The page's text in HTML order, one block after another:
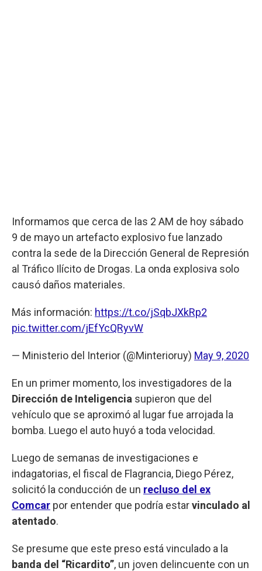
Informamos que cerca de las 2 AM de hoy sábado
9 de mayo un artefacto explosivo fue lanzado
contra la sede de la Dirección General de Represión
al Tráfico Ilícito de Drogas. La onda explosiva solo
causó daños materiales.
Más información: https://t.co/jSqbJXkRp2
pic.twitter.com/jEfYcQRyvW
— Ministerio del Interior (@Minterioruy) May 9, 2020
En un primer momento, los investigadores de la
Dirección de Inteligencia supieron que del
vehículo que se aproximó al lugar fue arrojada la
bomba. Luego el auto huyó a toda velocidad.
Luego de semanas de investigaciones e
indagatorias, el fiscal de Flagrancia, Diego Pérez,
solicitó la conducción de un recluso del ex
Comcar por entender que podría estarvinculado al
atentado.
Se presume que este preso está vinculado a la
banda del “Ricardito”, un joven delincuente con un